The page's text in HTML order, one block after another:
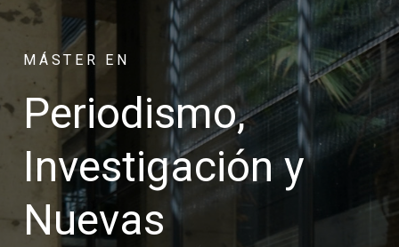
MÁSTER EN
Periodismo,
Investigación y
Nuevas